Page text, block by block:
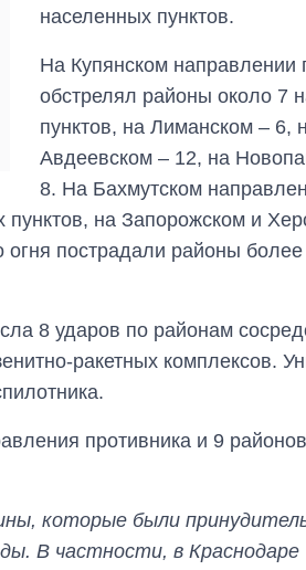
населенных пунктов.
На Купянском направлении
обстрелял районы около 7
пунктов, на Лиманском – 6,
Авдеевском – 12, на
8. На Бахмутском
на Запорожском и
огня пострадали районы
8 ударов по районам
ракетных комплексов.
противника и 9 районов
которые были
В частности, в Краснодаре